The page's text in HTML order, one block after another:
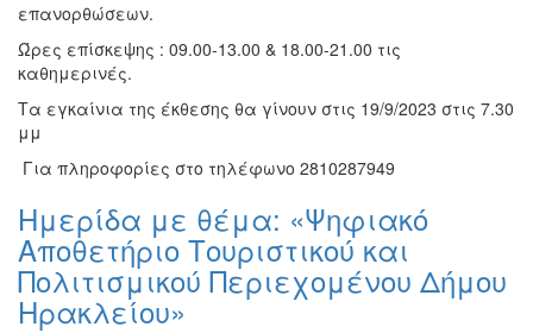
επανορθώσεων.
Ώρες επίσκεψης : 09.00-13.00 & 18.00-21.00 τις
καθημερινές.
Τα εγκαίνια της έκθεσης θα γίνουν στις 19/9/2023 στις 7.30
μμ
Για πληροφορίες στο τηλέφωνο 2810287949
Ημερίδα με θέμα: «Ψηφιακό
Αποθετήριο Τουριστικού και
Πολιτισμικού Περιεχομένου Δήμου
Ηρακλείου»